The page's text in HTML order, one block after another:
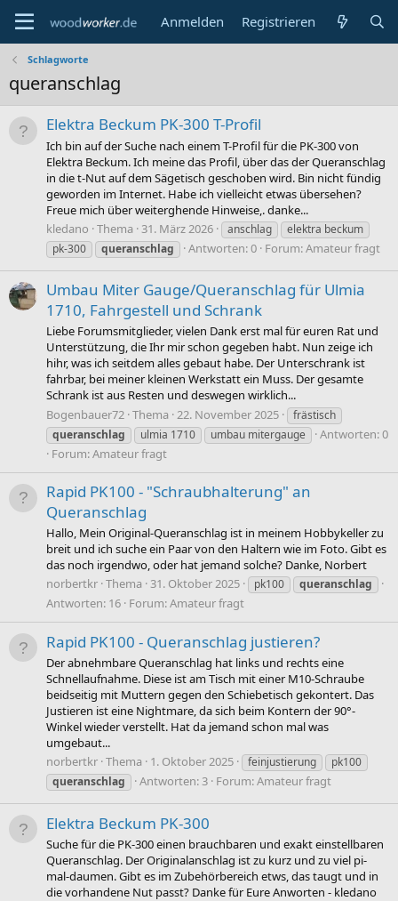
Anmelden Registrieren
Schlagworte
queranschlag
Elektra Beckum PK-300 T-Profil
Ich bin auf der Suche nach einem T-Profil für die PK-300 von
Elektra Beckum. Ich meine das Profil, über das der Queranschlag
in die t-Nut auf dem Sägetisch geschoben wird. Bin nicht fündig
geworden im Internet. Habe ich vielleicht etwas übersehen?
Freue mich über weiterghende Hinweise,. danke...
kledano Thema 31. März 2026 anschlag
elektra beckum
pk-300
queranschlag Antworten: 0 Forum:Amateur fragt
Umbau Miter Gauge/Queranschlag für Ulmia
1710, Fahrgestell und Schrank
Liebe Forumsmitglieder, vielen Dank erst mal für euren Rat und
Unterstützung, die Ihr mir schon gegeben habt. Nun zeige ich
hihr, was ich seitdem alles gebaut habe. Der Unterschrank ist
fahrbar, bei meiner kleinen Werkstatt ein Muss. Der gesamte
Schrank ist aus Resten und deswegen wirklich...
Bogenbauer72 Thema 22. November 2025
frästisch
queranschlag
ulmia 1710 umbau mitergauge
Antworten: 0
Forum:Amateur fragt
Rapid PK100 - "Schraubhalterung" an
Queranschlag
Hallo, Mein Original-Queranschlag ist in meinem Hobbykeller zu
breit und ich suche ein Paar von den Haltern wie im Foto. Gibt es
das noch irgendwo, oder hat jemand solche? Danke, Norbert
norbertkr Thema 31. Oktober 2025 pk100 queranschlag
Antworten: 16 Forum:Amateur fragt
Rapid PK100 - Queranschlag justieren?
Der abnehmbare Queranschlag hat links und rechts eine
Schnellaufnahme. Diese ist am Tisch mit einer M10-Schraube
beidseitig mit Muttern gegen den Schiebetisch gekontert. Das
Justieren ist eine Nightmare, da sich beim Kontern der 90°-
Winkel wieder verstellt. Hat da jemand schon mal was
umgebaut...
norbertkr Thema 1. Oktober 2025 feinjustierung
pk100
queranschlag
Antworten: 3 Forum:Amateur fragt
Elektra Beckum PK-300
Suche für die PK-300 einen brauchbaren und exakt einstellbaren
Queranschlag. Der Originalanschlag ist zu kurz und zu viel pi-
mal-daumen. Gibt es im Zubehörbereich etws, das taugt und in
die vorhandene Nut passt? Danke für Eure Anworten - kledano